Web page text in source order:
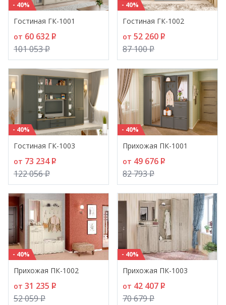
- 40%
Гостиная ГК-1001
от 60 632 P
101 053P
- 40%
Гостиная ГК-1002
от 52 260 P
87 100P
- 40%
Гостиная ГК-1003
от 73 234P
122 056P
- 40%
Прихожая ПК-1001
от 49 676 P
82 793P
- 40%
Прихожая ПК-1002
от 31 235 P
52 059P
- 40%
Прихожая ПК-1003
от 42 407 P
70 679P